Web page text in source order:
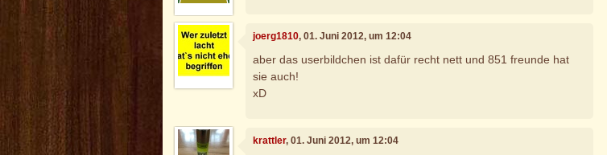
joerg1810, 01. Juni 2012, um 12:04
aber das userbildchen ist dafür recht nett und 851 freunde hat
sie auch!
xD
krattler, 01. Juni 2012, um 12:04